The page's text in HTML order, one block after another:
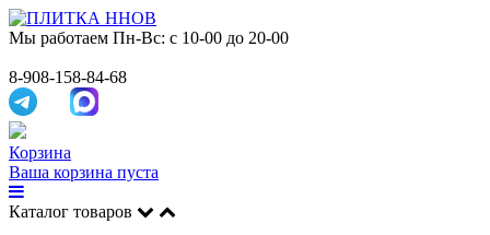
Мы работаем Пн-Вс: с 10-00 до 20-00
8-908-158-84-68
Корзина
Ваша корзина пуста
Каталог товаров